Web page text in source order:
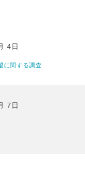
4日
に関する調査
7日